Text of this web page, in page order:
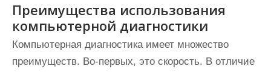
Преимущества использования
компьютерной диагностики
Компьютерная диагностика имеет множество
преимуществ. Во-первых, это скорость. В отличие